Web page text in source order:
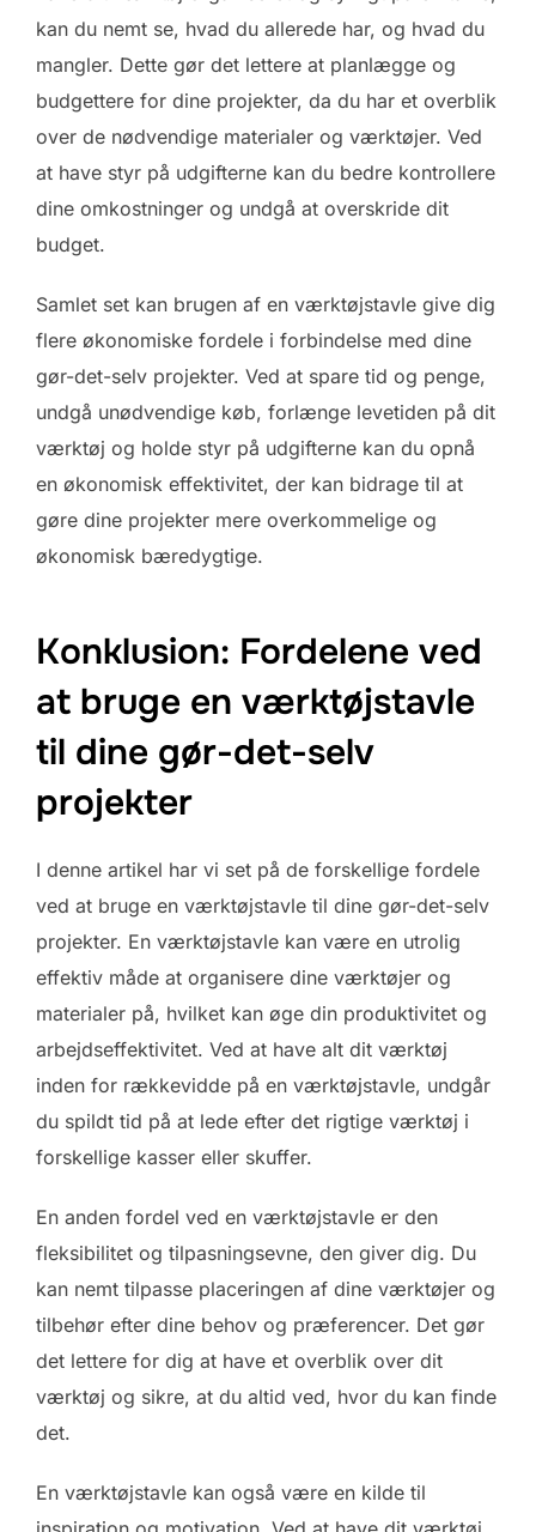
kan du nemt se, hvad du allerede har, og hvad du
mangler. Dette gør det lettere at planlægge og
budgettere for dine projekter, da du har et overblik
over de nødvendige materialer og værktøjer. Ved
at have styr på udgifterne kan du bedre kontrollere
dine omkostninger og undgå at overskride dit
budget.
Samlet set kan brugen af en værktøjstavle give dig
flere økonomiske fordele i forbindelse med dine
gør-det-selv projekter. Ved at spare tid og penge,
undgå unødvendige køb, forlænge levetiden på dit
værktøj og holde styr på udgifterne kan du opnå
en økonomisk effektivitet, der kan bidrage til at
gøre dine projekter mere overkommelige og
økonomisk bæredygtige.
Konklusion: Fordelene ved
at bruge en værktøjstavle
til dine gør-det-selv
projekter
I denne artikel har vi set på de forskellige fordele
ved at bruge en værktøjstavle til dine gør-det-selv
projekter. En værktøjstavle kan være en utrolig
effektiv måde at organisere dine værktøjer og
materialer på, hvilket kan øge din produktivitet og
arbejdseffektivitet. Ved at have alt dit værktøj
inden for rækkevidde på en værktøjstavle, undgår
du spildt tid på at lede efter det rigtige værktøj i
forskellige kasser eller skuffer.
En anden fordel ved en værktøjstavle er den
fleksibilitet og tilpasningsevne, den giver dig. Du
kan nemt tilpasse placeringen af dine værktøjer og
tilbehør efter dine behov og præferencer. Det gør
det lettere for dig at have et overblik over dit
værktøj og sikre, at du altid ved, hvor du kan finde
det.
En værktøjstavle kan også være en kilde til